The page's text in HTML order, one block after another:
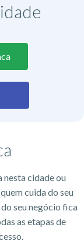
nesta cidade ou
cuida do seu
seu negócio fica
as etapas de